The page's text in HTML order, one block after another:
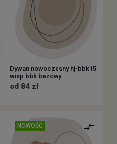
Dywan nowoczesny hj-bbk15
wisp bbk beżowy
od 84 zł
NOWOŚĆ